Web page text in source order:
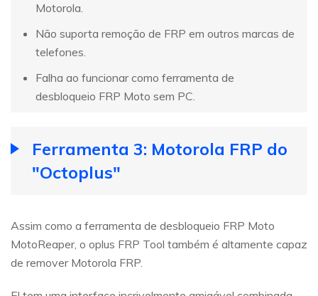
Motorola.
Não suporta remoção de FRP em outros marcas de
telefones.
Falha ao funcionar como ferramenta de
desbloqueio FRP Moto sem PC.
Ferramenta 3: Motorola FRP do
"Octoplus"
Assim como a ferramenta de desbloqueio FRP Moto
MotoReaper, o oplus FRP Tool também é altamente capaz
de remover Motorola FRP.